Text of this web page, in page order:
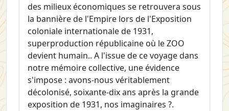
des milieux économiques se retrouvera sous
la bannière de l'Empire lors de l'Exposition
coloniale internationale de 1931,
superproduction républicaine où le ZOO
devient humain.. A l'issue de ce voyage dans
notre mémoire collective, une évidence
s'impose : avons-nous véritablement
décolonisé, soixante-dix ans après la grande
exposition de 1931, nos imaginaires ?.